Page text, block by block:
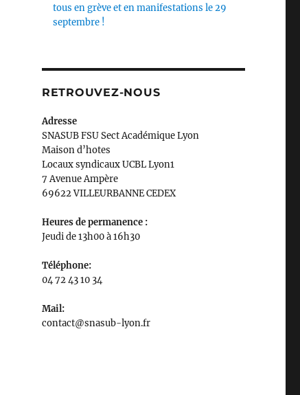
tous en grève et en manifestations le 29
septembre !
RETROUVEZ-NOUS
Adresse
SNASUB FSU Sect Académique Lyon
Maisond’hotes
Locaux syndicaux UCBL Lyon1
7 Avenue Ampère
69622 VILLEURBANNE CEDEX
Heures de permanence :
Jeudi de 13h00 à 16h30
Téléphone:
04 72 43 10 34
Mail:
contact@snasub-lyon.fr